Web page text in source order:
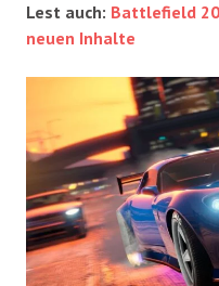
Lest auch: Battlefield
neuen Inhalte